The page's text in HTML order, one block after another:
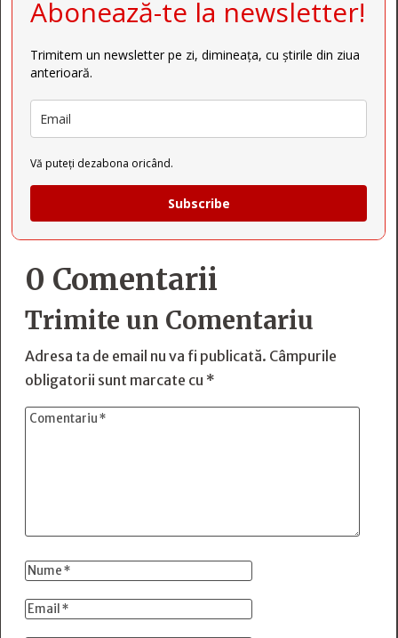
Abonează-te la newsletter!
Trimitem un newsletter pe zi, dimineața, cu știrile din ziua
anterioară.
Vă puteți dezabona oricând.
Subscribe
0 Comentarii
Trimite un Comentariu
Adresa ta de email nu va fi publicată. Câmpurile
obligatorii sunt marcate cu *